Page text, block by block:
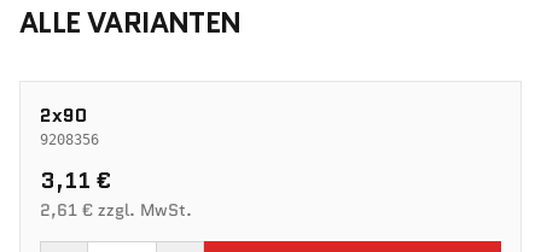
ALLE VARIANTEN
2x90
9208356
3,11 €
2,61 € zzgl. MwSt.